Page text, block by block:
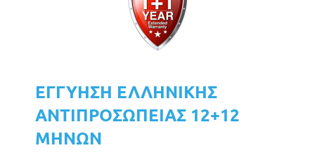
ΕΓΓΥΗΣΗ ΕΛΛΗΝΙΚΗΣ
ΑΝΤΙΠΡΟΣΩΠΕΙΑΣ 12+12
ΜΗΝΩΝ